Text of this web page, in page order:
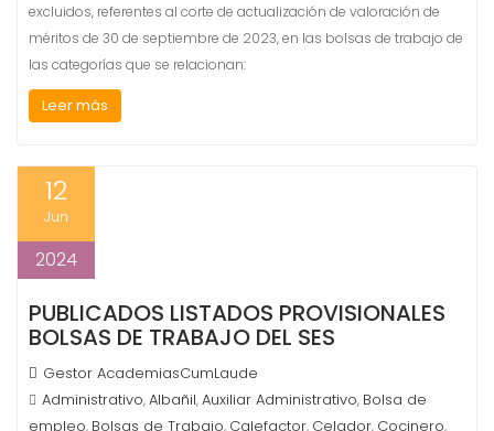
excluidos, referentes al corte de actualización de valoración de
méritos de 30 de septiembre de 2023, en las bolsas de trabajo de
las categorías que se relacionan:
Leer más
12
Jun
2024
PUBLICADOS LISTADOS PROVISIONALES
BOLSAS DE TRABAJO DEL SES
Gestor AcademiasCumLaude
Administrativo,Albañil,Auxiliar Administrativo, Bolsa de
empleo, Bolsas de Trabajo, Calefactor, Celador, Cocinero,